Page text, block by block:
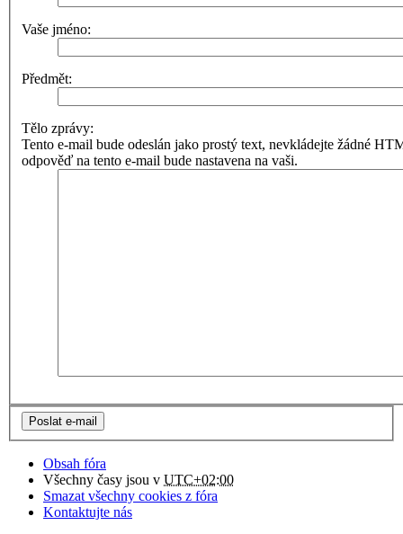
Vaše jméno:
Předmět:
Tělo zprávy:
Tento e-mail bude odeslán jako prostý text, nevkládejte žádné
odpověď na tento e-mail bude nastavena na vaši.
Obsah fóra
Všechny časy jsou v UTC+02:00
Smazat všechny cookies z fóra
Kontaktujte nás